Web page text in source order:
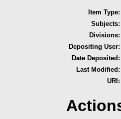
Item Type:
Subjects:
Divisions:
Depositing User:
Date Deposited:
Last Modified:
URI: